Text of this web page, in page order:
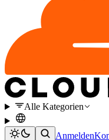
Alle Kategorien
Anmelden